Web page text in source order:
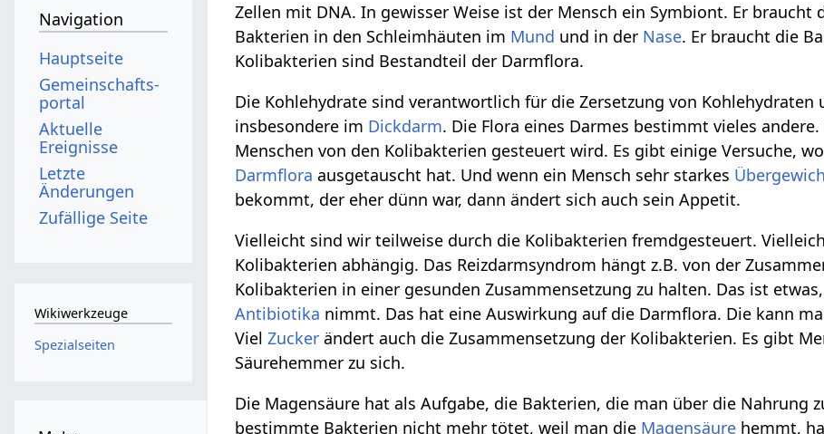
Zellen mit DNA. In gewisser Weise ist der Mensch ein Symbiont. Er braucht
Bakterien in den Schleimhäuten im Mund und in der Nase. Er braucht die
Kolibakterien sind Bestandteil der Darmflora.
Die Kohlehydrate sind verantwortlich für die Zersetzung von Kohlehydraten
insbesondere im Dickdarm. Die Flora eines Darmes bestimmt vieles
Menschen von den Kolibakterien gesteuert wird. Es gibt einige Versuche,
Darmflora ausgetauscht hat. Und wenn ein Mensch sehr starkes
bekommt, der eher dünn war, dann ändert sich auch sein Appetit.
Vielleicht sind wir teilweise durch die Kolibakterien fremdgesteuert.
Kolibakterien abhängig. Das Reizdarmsyndrom hängt z.B. von der
Kolibakterien in einer gesunden Zusammensetzung zu halten. Das ist
Antibiotika nimmt. Das hat eine Auswirkung auf die Darmflora. Die kann
VielZucker ändert auch die Zusammensetzung der Kolibakterien. Es gibt
Säurehemmer zu sich.
Die Magensäure hat als Aufgabe, die Bakterien, die man über die Nahrung
bestimmte Bakterien nicht mehr tötet, weil man die Magensäure hemmt,
Navigation
Hauptseite
Gemeinschafts­
portal
Aktuelle
Ereignisse
Letzte
Änderungen
Zufällige Seite
Wikiwerkzeuge
Spezialseiten